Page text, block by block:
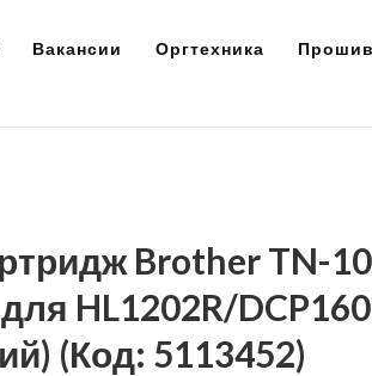
Вакансии Оргтехника
Brother TN-
HL1202R/
(Код: 5113452)